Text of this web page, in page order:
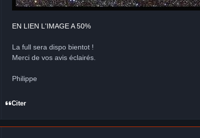
EN LIEN L'IMAGE A 50%
La full sera dispo bientot !
Merci de vos avis éclairés.
Philippe
Citer